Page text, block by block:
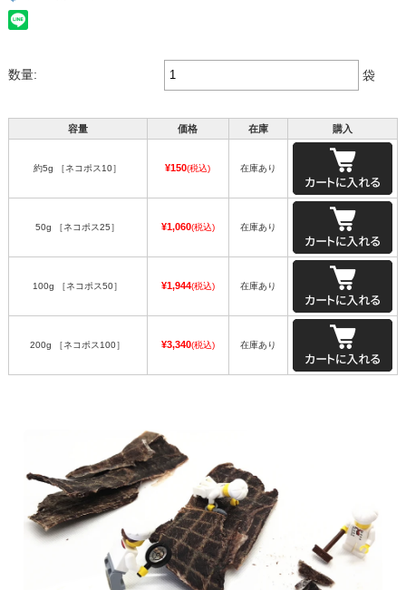
数量: 袋
容量 価格 在庫 購入
約5g ［ネコポス10］ ¥150(税込) 在庫あり
50g ［ネコポス25］ ¥1,060(税込) 在庫あり
100g ［ネコポス50］ ¥1,944(税込) 在庫あり
200g ［ネコポス100］ ¥3,340(税込) 在庫あり